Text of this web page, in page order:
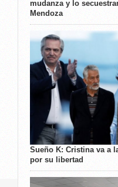
mudanza y lo
Mendoza
Sueño K: Cristina va a
por su libertad